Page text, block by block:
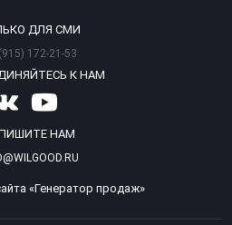
ДЛЯ СМИ
172-21-53
К НАМ
НАМ
«Генератор продаж»